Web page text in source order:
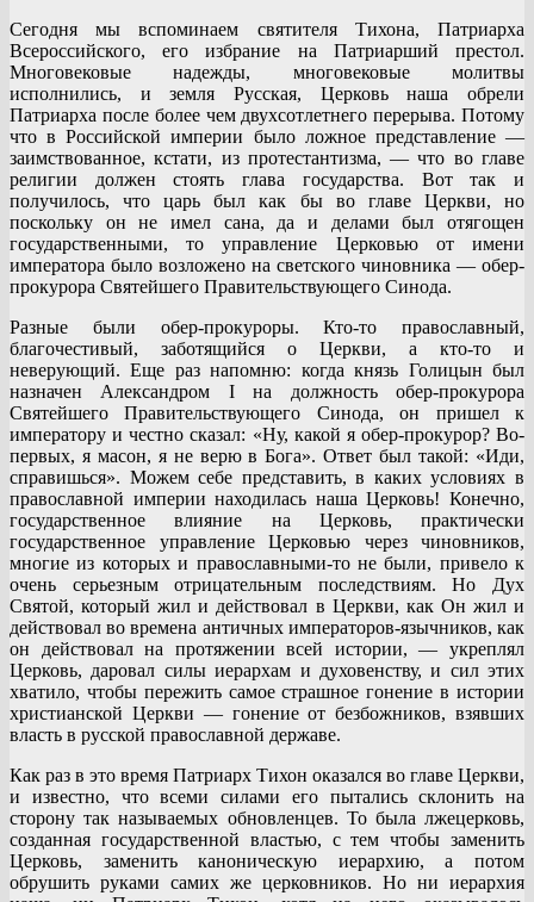
Сегодня мы вспоминаем святителя Тихона, Патриарха
Всероссийского, его избрание на Патриарший престол.
Многовековые надежды, многовековые молитвы
исполнились, и земля Русская, Церковь наша обрели
Патриарха после более чем двухсотлетнего перерыва. Потому
что в Российской империи было ложное представление —
заимствованное, кстати, из протестантизма, — что во главе
религии должен стоять глава государства. Вот так и
получилось, что царь был как бы во главе Церкви, но
поскольку он не имел сана, да и делами был отягощен
государственными, то управление Церковью от имени
императора было возложено на светского чиновника — обер-
прокурора Святейшего Правительствующего Синода.
Разные были обер-прокуроры. Кто-то православный,
благочестивый, заботящийся о Церкви, а кто-то и
неверующий. Еще раз напомню: когда князь Голицын был
назначен Александром I на должность обер-прокурора
Святейшего Правительствующего Синода, он пришел к
императору и честно сказал: «Ну, какой я обер-прокурор? Во-
первых, я масон, я не верю в Бога». Ответ был такой: «Иди,
справишься». Можем себе представить, в каких условиях в
православной империи находилась наша Церковь! Конечно,
государственное влияние на Церковь, практически
государственное управление Церковью через чиновников,
многие из которых и православными-то не были, привело к
очень серьезным отрицательным последствиям. Но Дух
Святой, который жил и действовал в Церкви, как Он жил и
действовал во времена античных императоров-язычников, как
он действовал на протяжении всей истории, — укреплял
Церковь, даровал силы иерархам и духовенству, и сил этих
хватило, чтобы пережить самое страшное гонение в истории
христианской Церкви — гонение от безбожников, взявших
власть в русской православной державе.
Как раз в это время Патриарх Тихон оказался во главе Церкви,
и известно, что всеми силами его пытались склонить на
сторону так называемых обновленцев. То была лжецерковь,
созданная государственной властью, с тем чтобы заменить
Церковь, заменить каноническую иерархию, а потом
обрушить руками самих же церковников. Но ни иерархия